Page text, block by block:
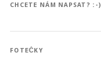
CHCETE NÁM NAPSAT? :-)
FOTEČKY